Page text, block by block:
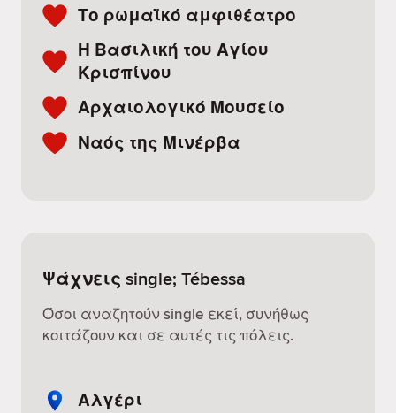
Το ρωμαϊκό αμφιθέατρο
Η Βασιλική του Αγίου
Κρισπίνου
Αρχαιολογικό Μουσείο
Ναός της Μινέρβα
Ψάχνεις single; Tébessa
Όσοι αναζητούν single εκεί, συνήθως
κοιτάζουν και σε αυτές τις πόλεις.
Αλγέρι